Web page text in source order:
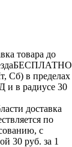
товара до
Сб) в пределах
в радиусе 30
доставка
по
с
30 руб. за 1